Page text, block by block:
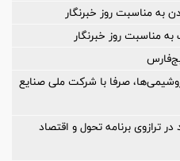
به مناسبت روز خبرنگار
مناسبت روز خبرنگار
صرفا با شرکت ملی صنایع
ترازوی برنامه تحول و اقتصاد